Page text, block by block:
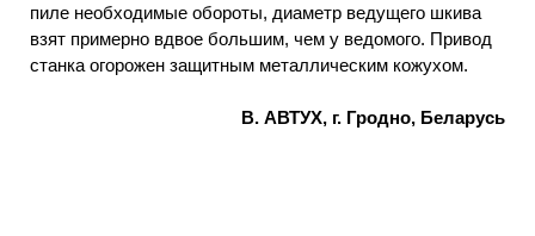
пиле необходимые обороты, диаметр ведущего шкива
взят примерно вдвое большим, чем у ведомого. Привод
станка огорожен защитным металлическим кожухом.
В. АВТУХ, г. Гродно, Беларусь